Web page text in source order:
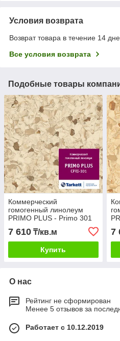
Условия возврата
Возврат товара в течение 14
Все условия возврата
Подобные товары
Коммерческий
гомогенный линолеум
PRIMO PLUS - Primo 301
7 610 ₸/кв.м
Купить
7
О нас
Рейтинг не сформирован
Менее 5 отзывов за
Работает с 10.12.2019